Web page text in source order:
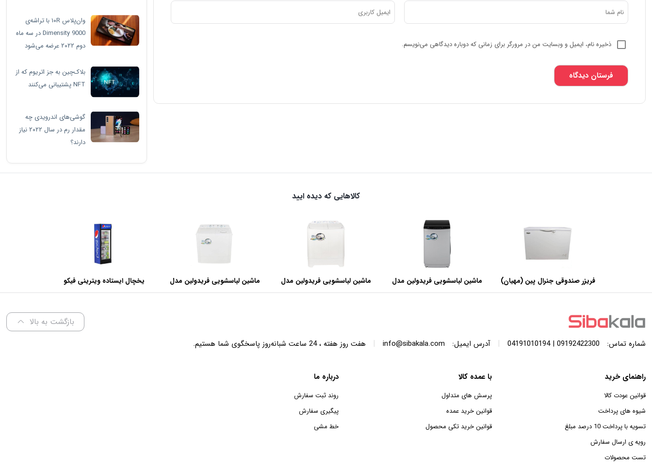
ذخیره نام، ایمیل و وبسایت من در مرورگر برای زمانی که دوباره دیدگاهی می‌نویسم.
وان‌پلاس ۱۰R با تراشه‌ی
Dimensity 9000 در سه ماه
دوم ۲۰۲۲ عرضه می‌شود
بلاک‌چین به جز اتریوم که از
NFT پشتیبانی می‌کنند
گوشی‌های اندرویدی چه
مقدار رم در سال ۲۰۲۲ نیاز
دارند؟
کالاهایی که دیده ایید
فریزر صندوقی جنرال پین (مهیان)
با ظرفیت 440 لیتر
ماشین لباسشویی فریدولین مدل
SWF120A ظرفیت 12 کیلوگرم
ماشین لباسشویی فریدولین مدل
SWT68 ظرفیت 6.8 کیلوگرم
ماشین لباسشویی فریدولین مدل
SWT150 ظرفیت 15 کیلوگرم
یخچال ایستاده ویترینی فیکو
عرض 60 سانتی متر
بازگشت به بالا
شماره تماس: 09192422300 | 04191010194
| آدرس ایمیل: info@sibakala.com
| هفت روز هفته ، 24 ساعت شبانه‌روز پاسخگوی شما هستیم.
راهنمای خرید
قوانین عودت کالا
شیوه های پرداخت
تسویه با پرداخت 10 درصد مبلغ
رویه ی ارسال سفارش
تست محصولات
با عمده کالا
پرسش های متداول
قوانین خرید عمده
قوانین خرید تکی محصول
درباره ما
روند ثبت سفارش
پیگیری سفارش
خط مشی